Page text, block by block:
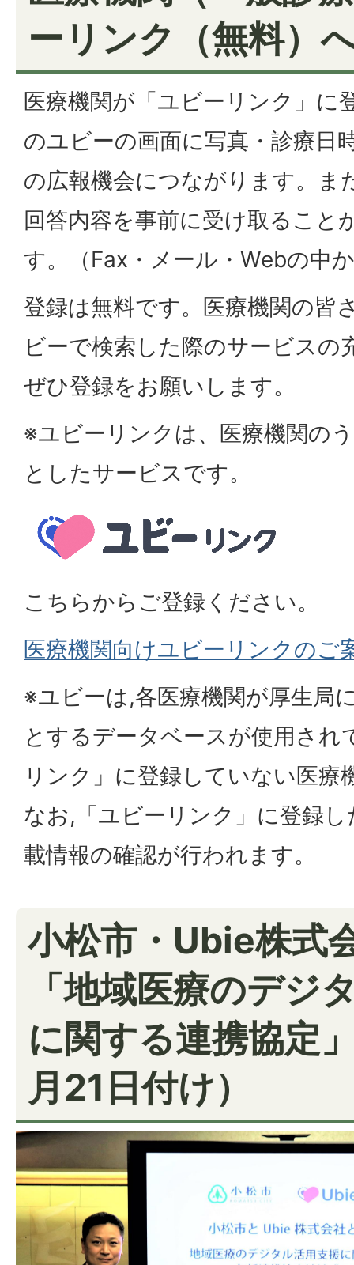
ーリンク（無料）
医療機関が「ユビーリンク」に
のユビーの画面に写真・診療日
の広報機会につながります。ま
回答内容を事前に受け取ること
す。（Fax・メール・Webの中
登録は無料です。医療機関の皆
ビーで検索した際のサービスの
ぜひ登録をお願いします。
※ユビーリンクは、医療機関の
としたサービスです。
こちらからご登録ください。
医療機関向けユビーリンクのご
※ユビーは,各医療機関が厚生局
とするデータベースが使用され
リンク」に登録していない医療
なお,「ユビーリンク」に登録
載情報の確認が行われます。
小松市・Ubie株式
「地域医療のデジ
に関する連携協定
月21日付け）